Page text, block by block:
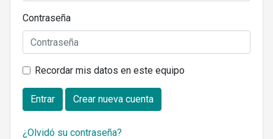
Contraseña
Recordar mis datos en este equipo
Entrar Crear nueva cuenta
¿Olvidó su contraseña?